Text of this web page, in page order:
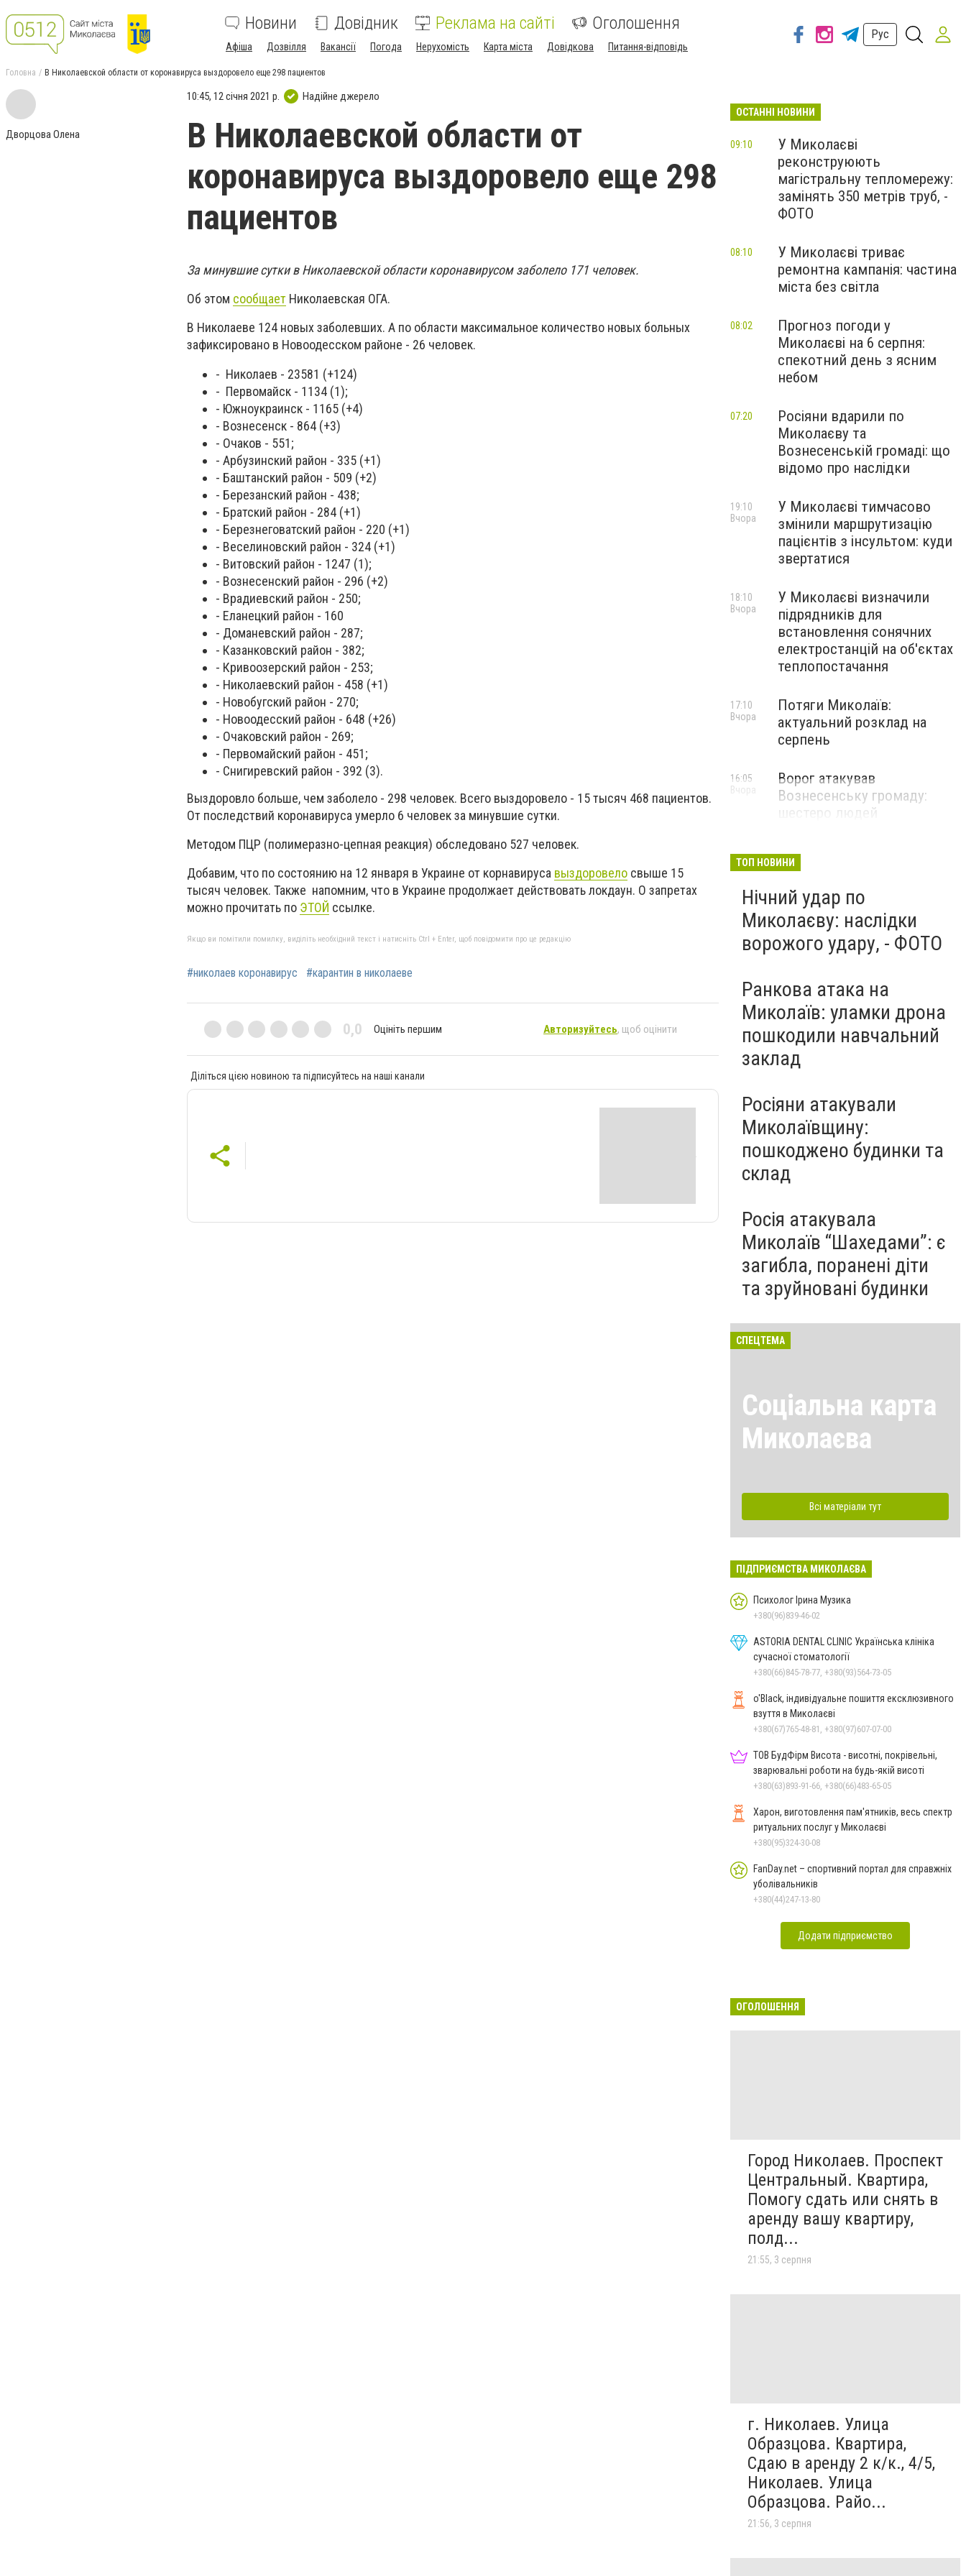
Новини Довідник Реклама на сайті Оголошення
Афіша Дозвілля Вакансії Погода Нерухомість Карта міста Довідкова Питання-відповідь
Рус
Головна В Николаевской области от коронавируса выздоровело еще 298 пациентов
Дворцова Олена
10:45, 12 січня 2021 р. Надійне джерело
В Николаевской области от
коронавируса выздоровело еще 298
пациентов
За минувшие сутки в Николаевской области коронавирусом заболело 171 человек.
Об этом сообщает Николаевская ОГА.
В Николаеве 124 новых заболевших. А по области максимальное количество новых больных
зафиксировано в Новоодесском районе - 26 человек.
- Николаев - 23581 (+124)
- Первомайск - 1134 (1);
- Южноукраинск - 1165 (+4)
- Вознесенск - 864 (+3)
- Очаков - 551;
- Арбузинский район - 335 (+1)
- Баштанский район - 509 (+2)
- Березанский район - 438;
- Братский район - 284 (+1)
- Березнеговатский район - 220 (+1)
- Веселиновский район - 324 (+1)
- Витовский район - 1247 (1);
- Вознесенский район - 296 (+2)
- Врадиевский район - 250;
- Еланецкий район - 160
- Доманевский район - 287;
- Казанковский район - 382;
- Кривоозерский район - 253;
- Николаевский район - 458 (+1)
- Новобугский район - 270;
- Новоодесский район - 648 (+26)
- Очаковский район - 269;
- Первомайский район - 451;
- Снигиревский район - 392 (3).
Выздоровло больше, чем заболело - 298 человек. Всего выздоровело - 15 тысяч 468 пациентов.
От последствий коронавируса умерло 6 человек за минувшие сутки.
Методом ПЦР (полимеразно-цепная реакция) обследовано 527 человек.
Добавим, что по состоянию на 12 января в Украине от корнавируса выздоровело свыше 15
тысяч человек. Также напомним, что в Украине продолжает действовать локдаун. О запретах
можно прочитать по ЭТОЙ ссылке.
Якщо ви помітили помилку, виділіть необхідний текст і натисніть Ctrl + Enter, щоб повідомити про це редакцію
#николаев коронавирус #карантин в николаеве
0,0 Оцініть першим Авторизуйтесь, щоб оцінити
Діліться цією новиною та підписуйтесь на наші канали
ОСТАННІ НОВИНИ
У Миколаєві
реконструюють
магістральну тепломережу:
замінять 350 метрів труб, -
ФОТО
09:10
У Миколаєві триває
ремонтна кампанія: частина
міста без світла
08:10
Прогноз погоди у
Миколаєві на 6 серпня:
спекотний день з ясним
небом
08:02
Росіяни вдарили по
Миколаєву та
Вознесенській громаді: що
відомо про наслідки
07:20
У Миколаєві тимчасово
змінили маршрутизацію
пацієнтів з інсультом: куди
звертатися
19:10
Вчора
У Миколаєві визначили
підрядників для
встановлення сонячних
електростанцій на об'єктах
теплопостачання
18:10
Вчора
Потяги Миколаїв:
актуальний розклад на
серпень
17:10
Вчора
Ворог атакував
Вознесенську громаду:
шестеро людей
16:05
Вчора
ТОП НОВИНИ
Нічний удар по
Миколаєву: наслідки
ворожого удару, - ФОТО
Ранкова атака на
Миколаїв: уламки дрона
пошкодили навчальний
заклад
Росіяни атакували
Миколаївщину:
пошкоджено будинки та
склад
Росія атакувала
Миколаїв “Шахедами”: є
загибла, поранені діти
та зруйновані будинки
СПЕЦТЕМА
Соціальна карта
Миколаєва
Всі матеріали тут
ПІДПРИЄМСТВА МИКОЛАЄВА
Психолог Ірина Музика
+380(96)839-46-02
ASTORIA DENTAL CLINIC Українська клініка
сучасної стоматології
+380(66)845-78-77, +380(93)564-73-05
o'Black, індивідуальне пошиття ексклюзивного
взуття в Миколаєві
+380(67)765-48-81, +380(97)607-07-00
ТОВ БудФірм Висота - висотні, покрівельні,
зварювальні роботи на будь-якій висоті
+380(63)893-91-66, +380(66)483-65-05
Харон, виготовлення пам'ятників, весь спектр
ритуальних послуг у Миколаєві
+380(95)324-30-08
FanDay.net – спортивний портал для справжніх
уболівальників
+380(44)247-13-80
Додати підприємство
ОГОЛОШЕННЯ
Город Николаев. Проспект
Центральный. Квартира,
Помогу сдать или снять в
аренду вашу квартиру,
полд...
21:55, 3 серпня
г. Николаев. Улица
Образцова. Квартира,
Сдаю в аренду 2 к/к., 4/5,
Николаев. Улица
Образцова. Райо...
21:56, 3 серпня